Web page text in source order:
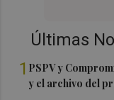
Últimas
1 PSPV y
y el archivo del